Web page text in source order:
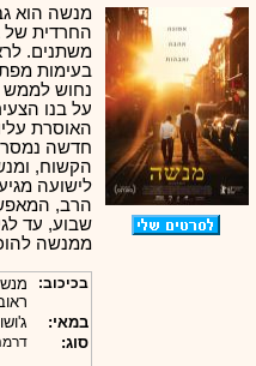
צוות דיוידי
זמינים במייל
לרשותכם פעיל
צוות דיוידי
אנחנו כאן
במענה
.האתר לרשותכם
מענה טלפוני: 09-7652392
צוות דיוידי
מנשה הוא
החרדית של
משתנים.
בעימות
נחוש לממש
על בנו
האוסרת
חדשה נמסר
הקשוח,
לישועה
הרב,
שבוע, עד
ממנשה
בכיכוב:
במאי:
סוג: